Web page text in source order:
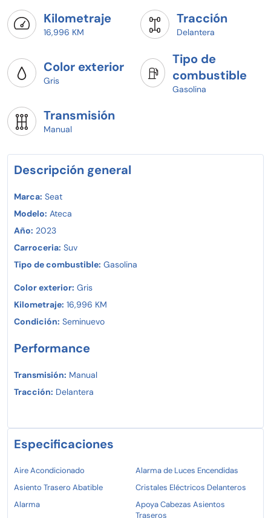
Kilometraje
16,996 KM
Tracción
Delantera
Color exterior
Gris
Tipo de
combustible
Gasolina
Transmisión
Manual
Descripción general
Marca: Seat
Modelo: Ateca
Año: 2023
Carroceria: Suv
Tipo de combustible: Gasolina
Color exterior: Gris
Kilometraje: 16,996 KM
Condición: Seminuevo
Performance
Transmisión: Manual
Tracción: Delantera
Especificaciones
Aire Acondicionado
Alarma de Luces Encendidas
Asiento Trasero Abatible
Cristales Eléctricos Delanteros
Alarma
Apoya Cabezas Asientos
Traseros